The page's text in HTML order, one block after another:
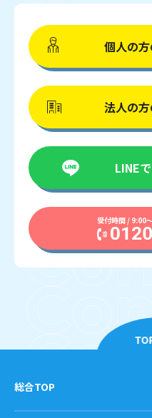
個人の
法人の
LINEで
受付時間 / 9:00
総合TOP